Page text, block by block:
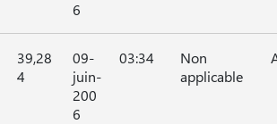
6
39,28
4
09-
juin-
200
6
03:34
Non
applicable